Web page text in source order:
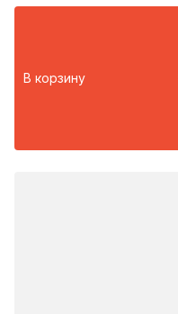
В корзину